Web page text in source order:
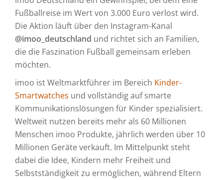
Fußballreise im Wert von 3.000 Euro verlost wird.
Die Aktion läuft über den Instagram-Kanal
@imoo_deutschland und richtet sich an Familien,
die die Faszination Fußball gemeinsam erleben
möchten.
imoo ist Weltmarktführer im Bereich Kinder-
Smartwatches und vollständig auf smarte
Kommunikationslösungen für Kinder spezialisiert.
Weltweit nutzen bereits mehr als 60 Millionen
Menschen imoo Produkte, jährlich werden über 10
Millionen Geräte verkauft. Im Mittelpunkt steht
dabei die Idee, Kindern mehr Freiheit und
Selbstständigkeit zu ermöglichen, während Eltern